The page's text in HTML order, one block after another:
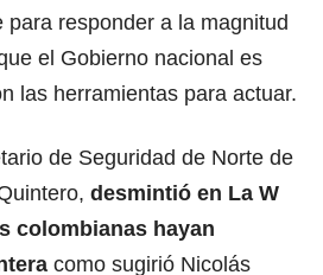
para responder a la magnitud
el Gobierno nacional es
las herramientas para actuar.
de Seguridad de Norte de
desmintió en La W
colombianas hayan
como sugirió Nicolás